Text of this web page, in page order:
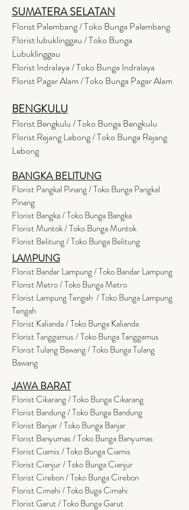
SUMATERA SELATAN
Florist Palembang / Toko Bunga Palembang
Florist lubuklinggau / Toko Bunga
Lubuklinggau
Florist Indralaya / Toko Bunga Indralaya
Florist Pagar Alam / Toko Bunga Pagar Alam
BENGKULU
Florist Bengkulu / Toko Bunga Bengkulu
Florist Rejang Lebong / Toko Bunga Rejang
Lebong
BANGKA BELITUNG
Florist Pangkal Pinang / Toko Bunga Pangkal
Pinang
Florist Bangka / Toko Bunga Bangka
Florist Muntok / Toko Bunga Muntok
Florist Belitung / Toko Bunga Belitung
LAMPUNG
Florist Bandar Lampung / Toko Bandar Lampung
Florist Metro / Toko Bunga Metro
Florist Lampung Tengah / Toko Bunga Lampung
Tengah
Florist Kalianda / Toko Bunga Kalianda
Florist Tanggamus / Toko Bunga Tanggamus
Florist Tulang Bawang / Toko Bunga Tulang
Bawang
JAWA BARAT
Florist Cikarang/ Toko Bunga Cikarang
Florist Bandung / Toko Bunga Bandung
Florist Banjar / Toko Bunga Banjar
Florist Banyumas / Toko Bunga Banyumas
Florist Ciamis / Toko Bunga Ciamis
Florist Cianjur / Toko Bunga Cianjur
Florist Cirebon / Toko Bunga Cirebon
Florist Cimahi / Toko Buga Cimahi
Florist Garut / Toko Bunga Garut